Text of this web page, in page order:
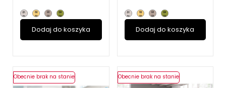
Dodaj do koszyka Dodaj do koszyka
Obecnie brak na stanie Obecnie brak na stanie